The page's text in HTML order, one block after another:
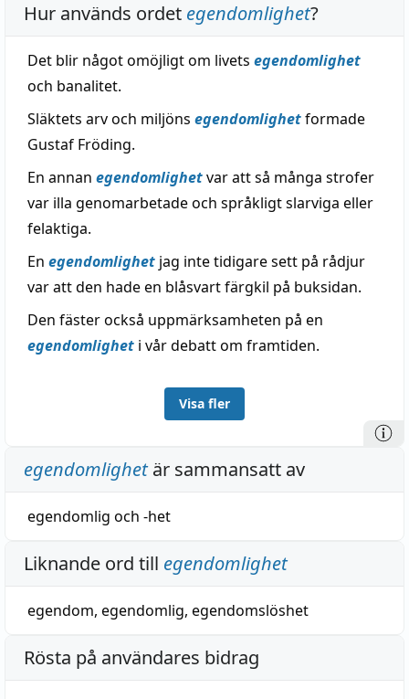
Hur används ordet egendomlighet?
Det blir något omöjligt om livets egendomlighet
och banalitet.
Släktets arv och miljöns egendomlighetformade
Gustaf Fröding.
En annan egendomlighetvar att så många strofer
var illa genomarbetade och språkligt slarviga eller
felaktiga.
En egendomlighet jag inte tidigare sett på rådjur
var att den hade en blåsvart färgkil på buksidan.
Den fäster också uppmärksamheten på en
egendomlighet i vår debatt om framtiden.
Visa fler
egendomlighetär sammansatt av
egendomlig och -het
Liknande ord till egendomlighet
egendom, egendomlig, egendomslöshet
Rösta på användares bidrag